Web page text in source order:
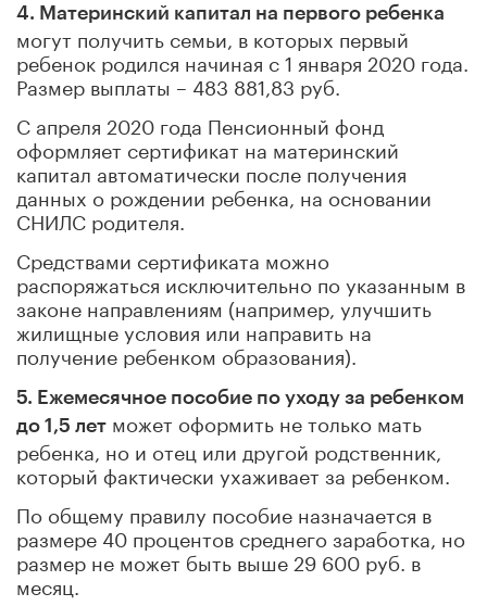
4. Материнский капитал на первого ребенка
могут получить семьи, в которых первый
ребенок родился начиная с 1 января 2020 года.
Размер выплаты – 483 881,83 руб.
С апреля 2020 года Пенсионный фонд
оформляет сертификат на материнский
капитал автоматически после получения
данных о рождении ребенка, на основании
СНИЛС родителя.
Средствами сертификата можно
распоряжаться исключительно по указанным в
законе направлениям (например, улучшить
жилищные условия или направить на
получение ребенком образования).
5. Ежемесячное пособие по уходу за ребенком
до 1,5 лет может оформить не только мать
ребенка, но и отец или другой родственник,
который фактически ухаживает за ребенком.
По общему правилу пособие назначается в
размере 40 процентов среднего заработка, но
размер не может быть выше 29 600 руб. в
месяц.